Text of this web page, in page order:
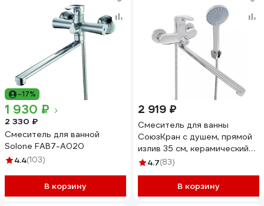
-17%
1 930 ₽
2 330 ₽
Смеситель для ванной
Solone FAB7-A020
4.4(103)
В корзину
2 919 ₽
Смеситель для ванны
СоюзКран с душем, прямой
излив 35 см, керамический
картридж 40 мм SK08-P114
4.7(83)
В корзину